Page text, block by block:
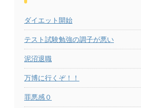
ダイエット開始
テスト試験勉強の調子が悪い
泥沼退職
万博に行くぞ！！
罪悪感０